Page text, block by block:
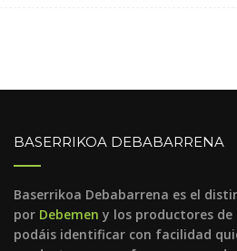
BASERRIKOA DEBABARRENA
Baserrikoa Debabarrena es el
por Debemen y los productores
podáis identificar con facilidad